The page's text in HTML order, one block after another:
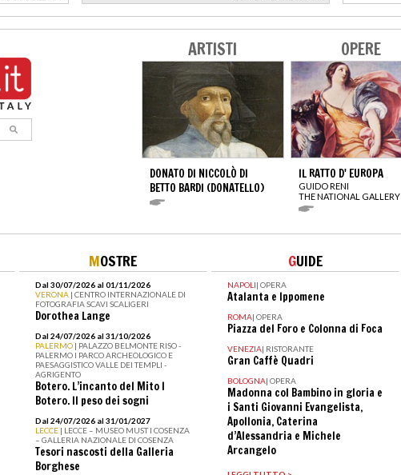
>
ARTISTI
DONATO DI NICCOLÒ DI
BETTO BARDI (DONATELLO)
OPERE
IL RATTO D' EUROPA
GUIDO RENI
THE NATIONAL GALLERY
MOSTRE
Dal 30/07/2026 al 01/11/2026
VERONA | CENTRO INTERNAZIONALE DI
FOTOGRAFIA SCAVI SCALIGERI
Dorothea Lange
Dal 24/07/2026 al 31/10/2026
PALERMO | PALAZZO BELMONTE RISO -
PALERMO I PARCO ARCHEOLOGICO E
PAESAGGISTICO VALLE DEI TEMPLI -
AGRIGENTO
Botero. L’incanto del Mito I
Botero. Il peso dei sogni
Dal 24/07/2026 al 31/01/2027
LECCE | LECCE – MUSEO MUST I COSENZA
– GALLERIA NAZIONALE DI COSENZA
Tesori nascosti della Galleria
Borghese
GUIDE
NAPOLI| OPERA
Atalanta e Ippomene
ROMA| OPERA
Piazza del Foro e Colonna di Foca
VENEZIA| RISTORANTE
Gran Caffè Quadri
BOLOGNA| OPERA
Madonna col Bambino in gloria e
i Santi Giovanni Evangelista,
Apollonia, Caterina
d’Alessandria e Michele
Arcangelo